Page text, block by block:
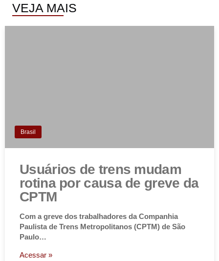
VEJA MAIS
Brasil
Usuários de trens mudam
rotina por causa de greve da
CPTM
Com a greve dos trabalhadores da Companhia
Paulista de Trens Metropolitanos (CPTM) de São
Paulo…
Acessar »